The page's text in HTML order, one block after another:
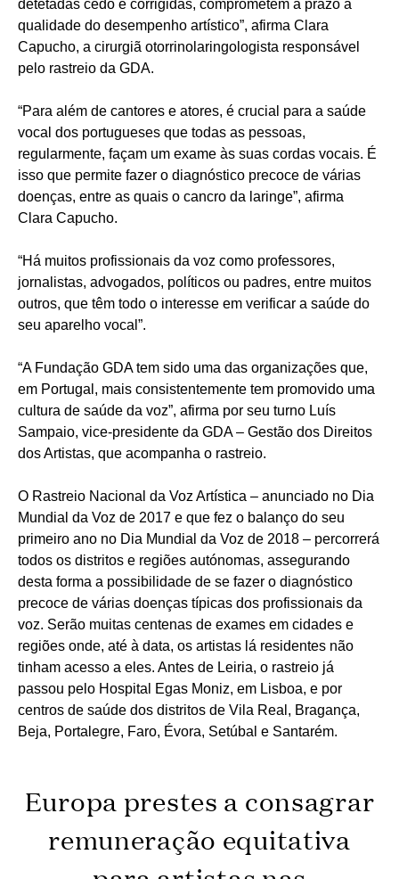
detetadas cedo e corrigidas, comprometem a prazo a
qualidade do desempenho artístico”, afirma Clara
Capucho, a cirurgiã otorrinolaringologista responsável
pelo rastreio da GDA.
“Para além de cantores e atores, é crucial para a saúde
vocal dos portugueses que todas as pessoas,
regularmente, façam um exame às suas cordas vocais. É
isso que permite fazer o diagnóstico precoce de várias
doenças, entre as quais o cancro da laringe”, afirma
Clara Capucho.
“Há muitos profissionais da voz como professores,
jornalistas, advogados, políticos ou padres, entre muitos
outros, que têm todo o interesse em verificar a saúde do
seu aparelho vocal”.
“A Fundação GDA tem sido uma das organizações que,
em Portugal, mais consistentemente tem promovido uma
cultura de saúde da voz”, afirma por seu turno Luís
Sampaio, vice-presidente da GDA – Gestão dos Direitos
dos Artistas, que acompanha o rastreio.
O Rastreio Nacional da Voz Artística – anunciado no Dia
Mundial da Voz de 2017 e que fez o balanço do seu
primeiro ano no Dia Mundial da Voz de 2018 – percorrerá
todos os distritos e regiões autónomas, assegurando
desta forma a possibilidade de se fazer o diagnóstico
precoce de várias doenças típicas dos profissionais da
voz. Serão muitas centenas de exames em cidades e
regiões onde, até à data, os artistas lá residentes não
tinham acesso a eles. Antes de Leiria, o rastreio já
passou pelo Hospital Egas Moniz, em Lisboa, e por
centros de saúde dos distritos de Vila Real, Bragança,
Beja, Portalegre, Faro, Évora, Setúbal e Santarém.
Europa prestes a consagrar
remuneração equitativa